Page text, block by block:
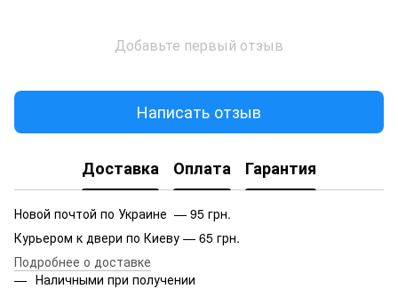
Добавьте первый отзыв
Написать отзыв
Доставка Оплата Гарантия
Новой почтой по Украине — 95 грн.
Курьером к двери по Киеву — 65 грн.
Подробнее о доставке
Наличными при получении